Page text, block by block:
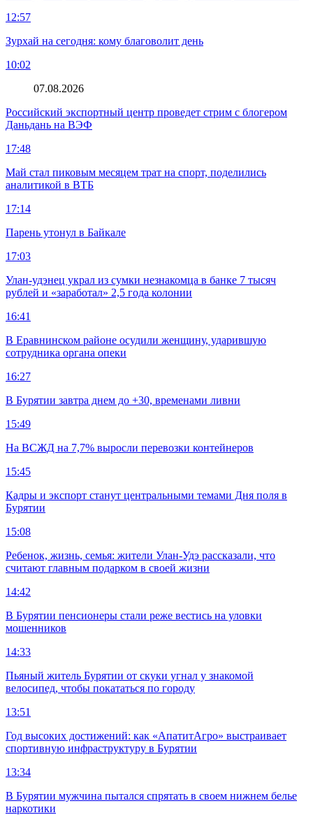
12:57
Зурхай на сегодня: кому благоволит день
10:02
07.08.2026
Российский экспортный центр проведет стрим с блогером
Даньдань на ВЭФ
17:48
Май стал пиковым месяцем трат на спорт, поделились
аналитикой в ВТБ
17:14
Парень утонул в Байкале
17:03
Улан-удэнец украл из сумки незнакомца в банке 7 тысяч
рублей и «заработал» 2,5 года колонии
16:41
В Еравнинском районе осудили женщину, ударившую
сотрудника органа опеки
16:27
В Бурятии завтра днем до +30, временами ливни
15:49
На ВСЖД на 7,7% выросли перевозки контейнеров
15:45
Кадры и экспорт станут центральными темами Дня поля в
Бурятии
15:08
Ребенок, жизнь, семья: жители Улан-Удэ рассказали, что
считают главным подарком в своей жизни
14:42
В Бурятии пенсионеры стали реже вестись на уловки
мошенников
14:33
Пьяный житель Бурятии от скуки угнал у знакомой
велосипед, чтобы покататься по городу
13:51
Год высоких достижений: как «АпатитАгро» выстраивает
спортивную инфраструктуру в Бурятии
13:34
В Бурятии мужчина пытался спрятать в своем нижнем белье
наркотики